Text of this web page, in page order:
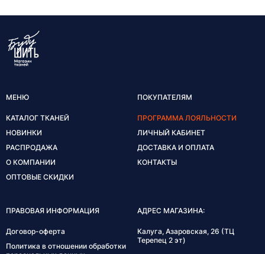
МЕНЮ
КАТАЛОГ ТКАНЕЙ
НОВИНКИ
РАСПРОДАЖА
О КОМПАНИИ
ОПТОВЫЕ СКИДКИ
ПОКУПАТЕЛЯМ
ПРОГРАММА ЛОЯЛЬНОСТИ
ЛИЧНЫЙ КАБИНЕТ
ДОСТАВКА И ОПЛАТА
КОНТАКТЫ
ПРАВОВАЯ ИНФОРМАЦИЯ
Договор-оферта
Политика в отношении обработки
АДРЕС МАГАЗИНА:
Калуга, Азаровская, 26 (ТЦ
Терепец 2 эт)